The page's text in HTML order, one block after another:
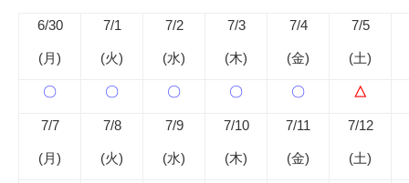
6/30
(月)
7/1
(火)
7/2
(水)
7/3
(木)
7/4
(金)
7/5
(土)
〇 〇 〇 〇 〇 △
7/7
(月)
7/8
(火)
7/9
(水)
7/10
(木)
7/11
(金)
7/12
(土)